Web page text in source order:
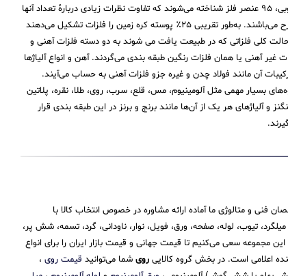
تناوبی، ۹۵ عنصر فلز شناخته می‌شوند که تفاوت نظرات زیادی دربارهٔ تعداد آنها
به‌طور تقریبی ۲۵٪ پوسته کره زمین را فلزات تشکیل می‌دهند
کلی فلزاتی که در طبیعت یافت می شوند به دو دسته فلزات آهنی و
غیر آهنی یا همان فلزات رنگین طبقه بندی می‌گردند. آهن و انواع آلیاژها
آن مانند فولاد چدن و غیره جزو فلزات آهنی به حساب می‌‌آیند.
بسیار مهمی مثل آلومینیوم، مس، قلع، سرب، روی، طلا، نقره، پلاتین
و آلیاژهای هر یک از آن‌ها مانند برنج و برنز در این طبقه‌ بندی قرار
فنی و متالوژی ما آماده ارائه مشاوره در خصوص انتخاب کالا با
تیوب، لوله، صفحه، ورق، فویل، نوار، ناودانی، گرد، تسمه، شش پر،
سعی می‌کنیم تا قیمت جهانی و قیمت بازار ایران را برای انواع
اعلامی است. در بخش گروه کالایی روی شما می‌توانید قیمت روی ،